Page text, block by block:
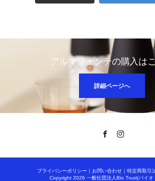
アルマフェンテの購入は
詳細ページへ
Facebook
プライバシーポリシー お問い合わせ
特定商取引
Copyright 2026 一般社団法人Bio Trust(バイオ